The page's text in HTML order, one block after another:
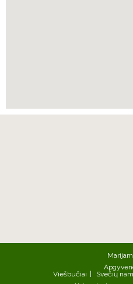
Viešbučiai
Svečių